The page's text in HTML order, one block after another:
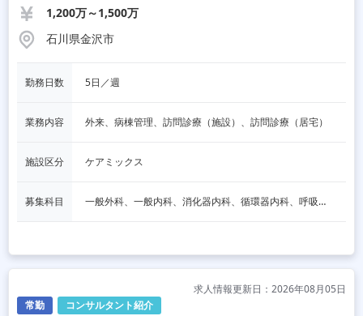
1,200万～1,500万
石川県金沢市
勤務日数 5日／週
業務内容 外来、病棟管理、訪問診療（施設）、訪問診療（居宅）
施設区分 ケアミックス
募集科目 一般外科、一般内科、消化器内科、循環器内科、呼吸器内科、血液内科、脳神経内科、内分泌内科、老人内科、消化器外科、その他
常勤 コンサルタント紹介
求人情報更新日：2026年08月05日